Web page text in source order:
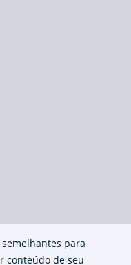
para
conteúdo de seu